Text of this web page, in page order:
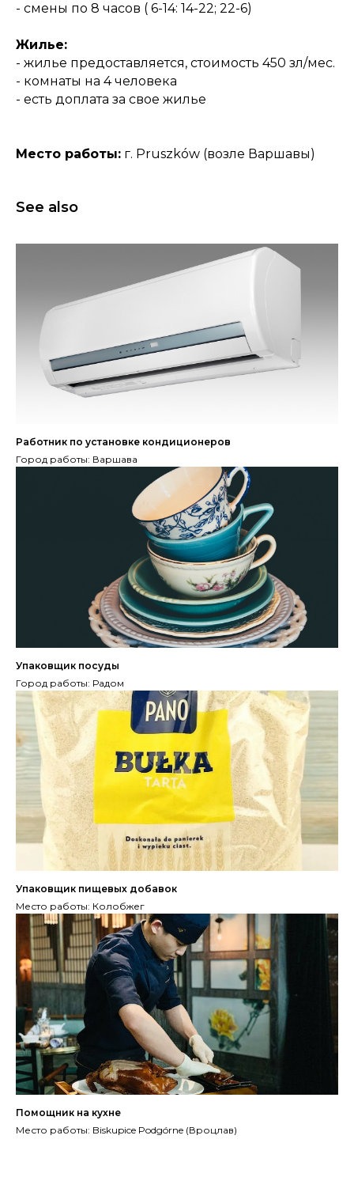
- смены по 8 часов ( 6-14: 14-22; 22-6)
Жилье:
- жилье предоставляется, стоимость 450 зл/мес.
- комнаты на 4 человека
- есть доплата за свое жилье
Место работы: г. Pruszków (возле Варшавы)
See also
Работник по установке кондиционеров
Город работы: Варшава
Упаковщик посуды
Город работы: Радом
Упаковщик пищевых добавок
Место работы: Колобжег
Помощник на кухне
Место работы: Biskupice Podgórne (Вроцлав)